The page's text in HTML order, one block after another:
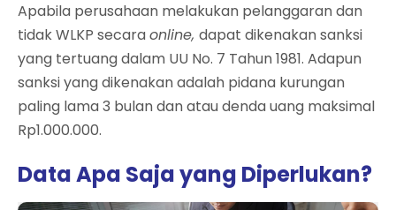
Apabila perusahaan melakukan pelanggaran dan
tidak WLKP secaraonline, dapat dikenakan sanksi
yang tertuang dalam UU No. 7 Tahun 1981. Adapun
sanksi yang dikenakan adalah pidana kurungan
paling lama 3 bulan dan atau denda uang maksimal
Rp1.000.000.
Data Apa Saja yang Diperlukan?